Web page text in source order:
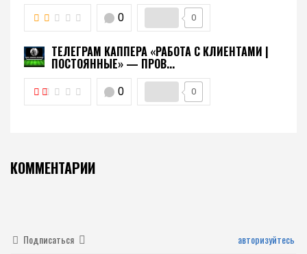
0 0
ТЕЛЕГРАМ КАППЕРА «РАБОТА С КЛИЕНТАМИ |
ПОСТОЯННЫЕ» — ПРОВ...
0 0
КОММЕНТАРИИ
Подписаться авторизуйтесь